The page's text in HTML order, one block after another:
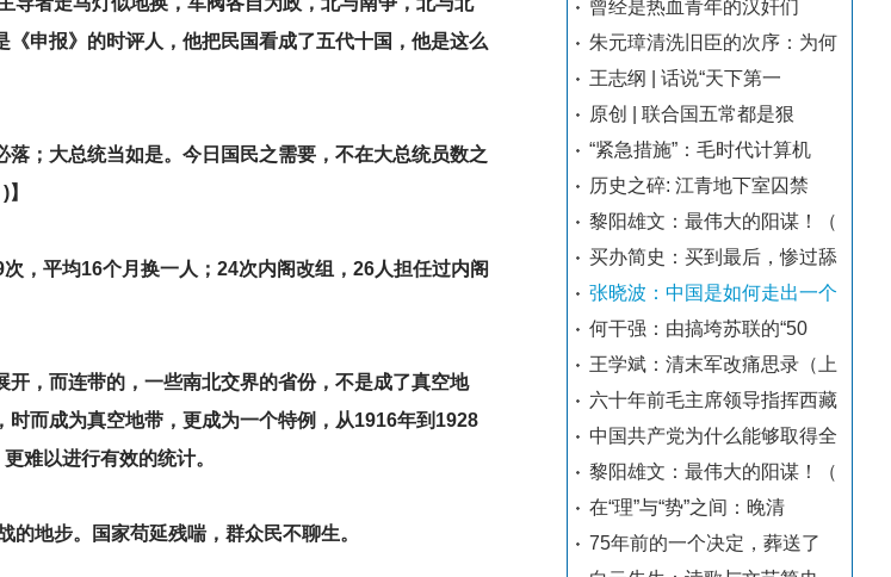
申报》的时评人，他把民国看成了五代十国，他是这么
；大总统当如是。今日国民之需要，不在大总统员数之
，平均16个月换一人；24次内阁改组，26人担任过内阁
，而连带的，一些南北交界的省份，不是成了真空地
而成为真空地带，更成为一个特例，从1916年到1928
难以进行有效的统计。
地步。国家苟延残喘，群众民不聊生。
曾经是热血青年的汉奸们
朱元璋清洗旧臣的次序：为何
王志纲 | 话说“天下第一
原创 | 联合国五常都是狠
“紧急措施”：毛时代计算机
历史之碎: 江青地下室囚禁
黎阳雄文：最伟大的阳谋！（
买办简史：买到最后，惨过舔
张晓波：中国是如何走出一个
何干强：由搞垮苏联的“50
王学斌：清末军改痛思录（上
六十年前毛主席领导指挥西藏
中国共产党为什么能够取得全
黎阳雄文：最伟大的阳谋！（
在“理”与“势”之间：晚清
75年前的一个决定，葬送了